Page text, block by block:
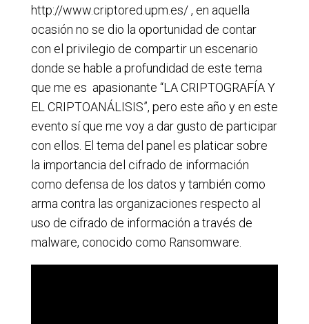
http://www.criptored.upm.es/ , en aquella
ocasión no se dio la oportunidad de contar
con el privilegio de compartir un escenario
donde se hable a profundidad de este tema
que me es apasionante “LA CRIPTOGRAFÍA Y
EL CRIPTOANÁLISIS”, pero este año y en este
evento sí que me voy a dar gusto de participar
con ellos. El tema del panel es platicar sobre
la importancia del cifrado de información
como defensa de los datos y también como
arma contra las organizaciones respecto al
uso de cifrado de información a través de
malware, conocido como Ransomware.